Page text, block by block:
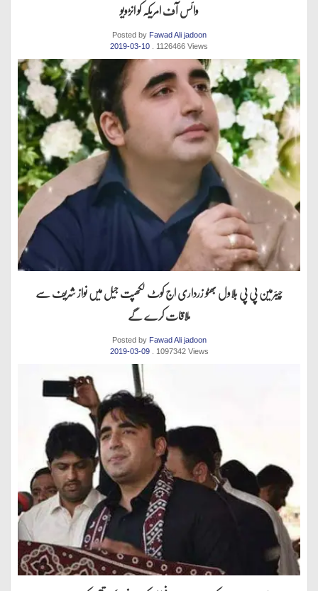
وائس آف امریکہ کو انڑویو
Posted by Fawad Ali jadoon
2019-03-10 . 1126466 Views
چیئرمین پی پی بلاول بھٹو زرداری اج کوٹ لکھپت جیل میں نواز شریف سے
ملاقات کرے گے
Posted by Fawad Ali jadoon
2019-03-09
. 1097342 Views